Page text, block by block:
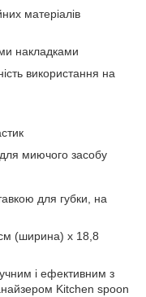
матеріалів
накладками
використання на
миючого засобу
для губки, на
(ширина) x 18,8
і ефективним з
Kitchen spoon